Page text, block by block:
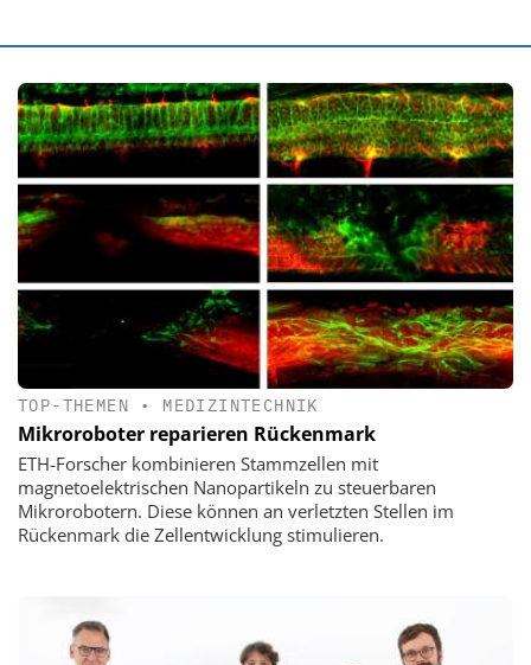
TOP-THEMEN • MEDIZINTECHNIK
Mikroroboter reparieren Rückenmark
ETH-Forscher kombinieren Stammzellen mit
magnetoelektrischen Nanopartikeln zu steuerbaren
Mikrorobotern. Diese können an verletzten Stellen im
Rückenmark die Zellentwicklung stimulieren.